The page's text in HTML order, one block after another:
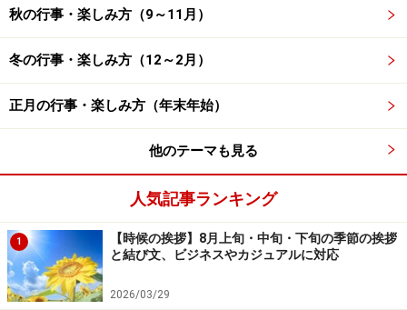
賞したほうがきれいに見えます。中国では花の王と呼ば
れ、華やかさの象徴です。
秋の行事・楽しみ方（9～11月）
冬の行事・楽しみ方（12～2月）
正月の行事・楽しみ方（年末年始）
他のテーマも見る
人気記事ランキング
1
【時候の挨拶】8月上旬・中旬・下旬の季節の挨拶
と結び文、ビジネスやカジュアルに対応
2026/03/29